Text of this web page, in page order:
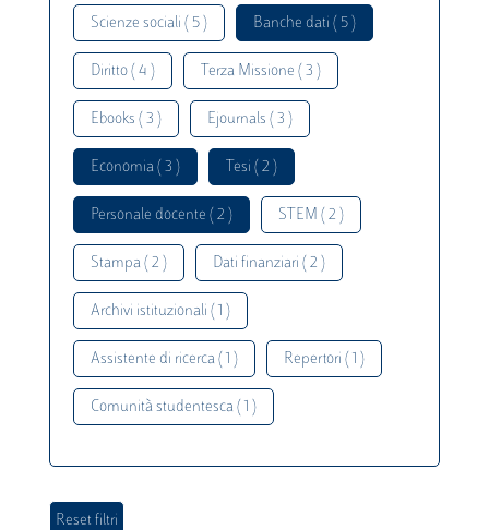
Scienze sociali ( 5 ) Banche dati ( 5 )
Diritto ( 4 ) Terza Missione ( 3 )
Ebooks ( 3 ) Ejournals ( 3 )
Economia ( 3 ) Tesi ( 2 )
Personale docente ( 2 ) STEM ( 2 )
Stampa ( 2 ) Dati finanziari ( 2 )
Archivi istituzionali ( 1 )
Assistente di ricerca ( 1 ) Repertori ( 1 )
Comunità studentesca ( 1 )